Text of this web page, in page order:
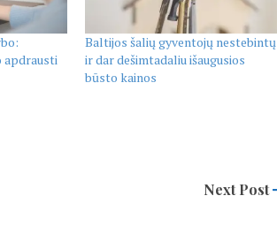
apdrausti
Baltijos šalių gyventojų nestebintų
ir dar dešimtadaliu išaugusios
būsto kainos
Next Post